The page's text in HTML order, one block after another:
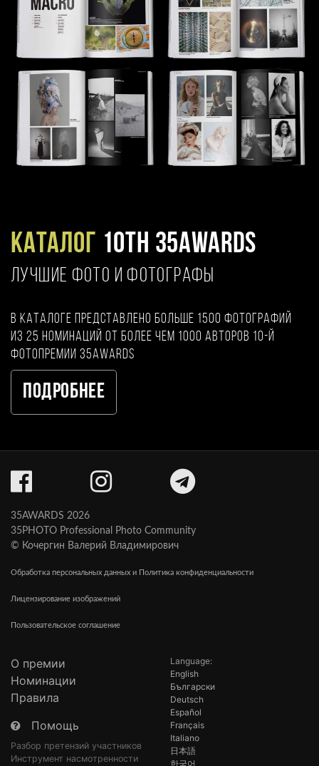
Каталог 10TH 35AWARDS
ЛУЧШИЕ ФОТО И ФОТОГРАФЫ
В каталоге представлено больше 1500 фотографий
из 25 номинаций от более чем 1000 авторов 10-й
фотопремии 35AWARDS
Подробнее
35AWARDS 2026
35PHOTO Professional Photo Community
© Кочергин Валерий Владимирович
Обработка персональных данных и Политика конфиденциальности
Лицензирование изображений
Пользовательское соглашение
О премии
Номинации
Правила
Помощь
Разбор претензий участников
Инструмент насмотренности
Language:
English
Български
Deutsch
Español
Français
Italiano
日本語
한국어